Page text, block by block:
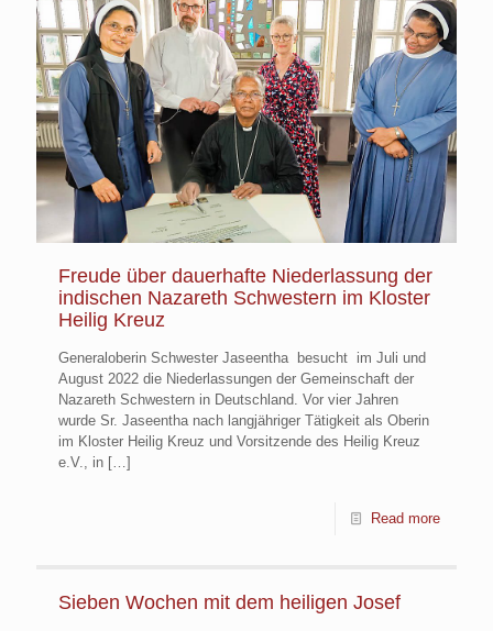
Freude über dauerhafte Niederlassung der
indischen Nazareth Schwestern im Kloster
Heilig Kreuz
Generaloberin Schwester Jaseentha besucht im Juli und
August 2022 die Niederlassungen der Gemeinschaft der
Nazareth Schwestern in Deutschland. Vor vier Jahren
wurde Sr. Jaseentha nach langjähriger Tätigkeit als Oberin
im Kloster Heilig Kreuz und Vorsitzende des Heilig Kreuz
e.V., in […]
Read more
Sieben Wochen mit dem heiligen Josef